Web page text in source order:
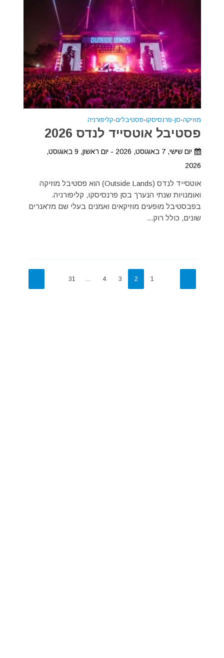
מוזיקה•סן-פרנסיסקו•פסטיבלים•קליפורניה
פסטיבל אוטסייד לנדס 2026
יום שישי, 7 באוגוסט, 2026 - יום ראשון, 9 באוגוסט,
2026
אוטסייד לנדס (Outside Lands) הוא פסטיבל מוזיקה
ואומנויות שנתי הנערך בסן פרנסיסקו, קליפורניה.
בפבסטיבל מופעים מוזיקאים ואמנים בעלי שם מז'אנרים
שונים, כולל רוק...
1
2
3
4
31